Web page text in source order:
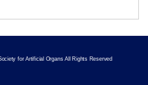
for Artificial Organs All Rights Reserved